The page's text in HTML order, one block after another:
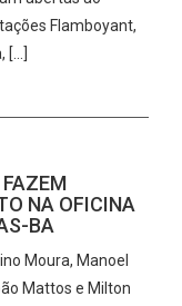
Flamboyant,
NA OFICINA
BA
Moura, Manoel
Mattos e Milton